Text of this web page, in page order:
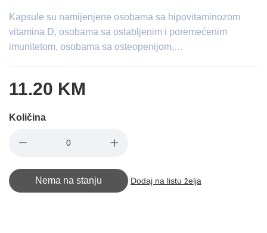
Kapsule su namijenjene osobama sa hipovitaminozom
vitamina D, osobama sa oslabljenim i poremećenim
imunitetom, osobama sa osteopenijom,…
11.20 KM
Količina
Nema na stanju Dodaj na listu želja